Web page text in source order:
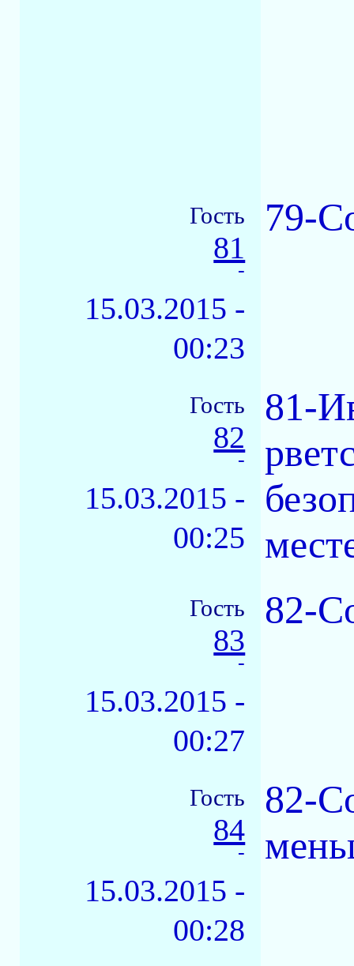
Гость
81
-
15.03.2015 -
00:23
79-
Гость
82
-
15.03.2015 -
00:25
81-
Гость
83
-
15.03.2015 -
00:27
82-
Гость
84
-
15.03.2015 -
00:28
82-